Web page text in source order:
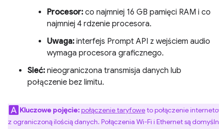
Procesor: co najmniej 16 GB pamięci RAM i co
najmniej 4 rdzenie procesora.
Uwaga: interfejs Prompt API z wejściem audio
wymaga procesora graficznego.
Sieć: nieograniczona transmisja danych lub
połączenie bez limitu.
Kluczowe pojęcie:połączenie taryfoweto połączenie
z ograniczoną ilością danych. Połączenia Wi-Fi i Ethernet są